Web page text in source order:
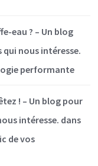
eau ? – Un blog
nous intéresse.
performante
! – Un blog pour
intéresse. dans
de vos